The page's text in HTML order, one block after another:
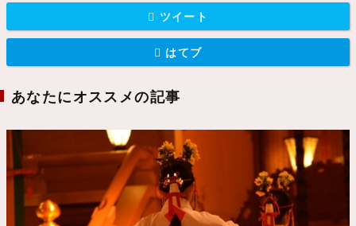
ツイート
はてブ
あなたにオススメの記事